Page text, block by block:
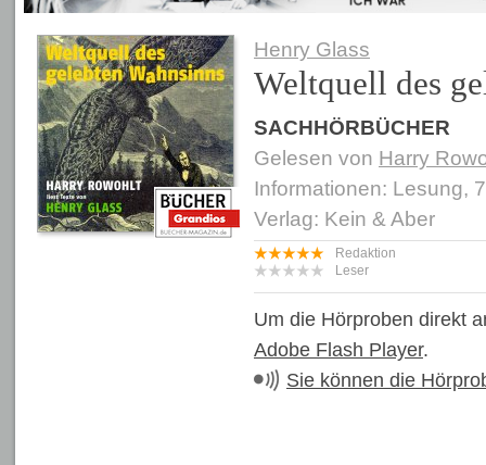
Henry Glass
Weltquell des
SACHHÖRBÜCHER
Gelesen von Harry
Informationen: Lesung,
Verlag: Kein & Aber
Redaktion
Leser
Um die Hörproben direkt
Adobe Flash Player.
Sie können die